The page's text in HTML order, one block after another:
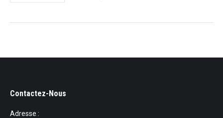
Contactez-Nous
Adresse :